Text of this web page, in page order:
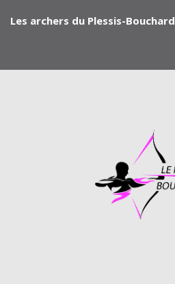
Les archers du Plessis-Bouchard